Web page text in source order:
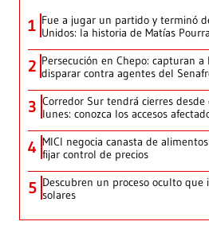
1 Fue a jugar un partido y terminó
Unidos: la historia de Matías
2 Persecución en Chepo: capturan
disparar contra agentes del
3 Corredor Sur tendrá cierres
lunes: conozca los accesos
4 MICI negocia canasta de
fijar control de precios
5 Descubren un proceso oculto
solares